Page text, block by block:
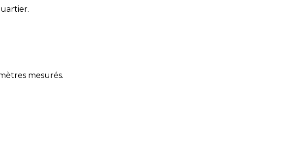
mesurés.